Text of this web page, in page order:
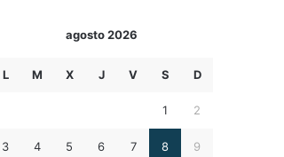
agosto 2026
L M X J V S D
1 2
3 4 5 6 7 8 9